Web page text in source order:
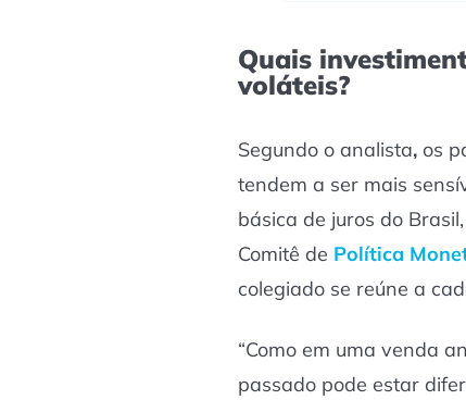
Quais
voláteis?
Segundo o analista, os
tendem a ser mais
básica de juros do
Comitê de Política
colegiado se reúne a
“Como em uma venda
passado pode estar